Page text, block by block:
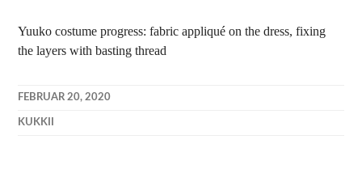
Yuuko costume progress: fabric appliqué on the dress, fixing
the layers with basting thread
FEBRUAR 20, 2020
KUKKII